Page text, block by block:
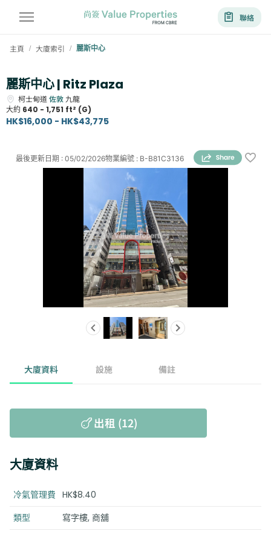
聯絡
主頁 / 大廈索引 / 麗斯中心
麗斯中心 | Ritz Plaza
柯士甸道佐敦 九龍
大約 640 - 1,751 ft² (G)
HK$16,000 - HK$43,775
物業編號 : B-B81C3136
最後更新日期 : 05/02/2026
大廈資料 設施 備註
出租 (12)
大廈資料
冷氣管理費 HK$8.40
類型
寫字樓, 商舖